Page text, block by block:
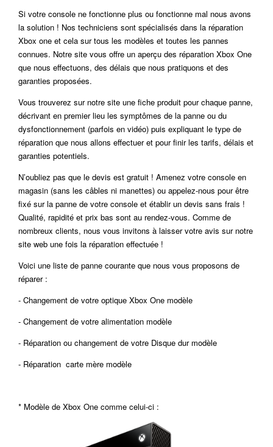
Si votre console ne fonctionne plus ou fonctionne mal nous avons
la solution ! Nos techniciens sont spécialisés dans la réparation
Xbox one et cela sur tous les modèles et toutes les pannes
connues. Notre site vous offre un aperçu des réparation Xbox One
que nous effectuons, des délais que nous pratiquons et des
garanties proposées.
Vous trouverez sur notre site une fiche produit pour chaque panne,
décrivant en premier lieu les symptômes de la panne ou du
dysfonctionnement (parfois en vidéo) puis expliquant le type de
réparation que nous allons effectuer et pour finir les tarifs, délais et
garanties potentiels.
N’oubliez pas que le devis est gratuit ! Amenez votre console en
magasin (sans les câbles ni manettes) ou appelez-nous pour être
fixé sur la panne de votre console et établir un devis sans frais !
Qualité, rapidité et prix bas sont au rendez-vous. Comme de
nombreux clients, nous vous invitons à laisser votre avis sur notre
site web une fois la réparation effectuée !
Voici une liste de panne courante que nous vous proposons de
réparer :
- Changement de votre optique Xbox One modèle
- Changement de votre alimentation modèle
- Réparation ou changement de votre Disque dur modèle
- Réparation carte mère modèle
* Modèle de Xbox One comme celui-ci :